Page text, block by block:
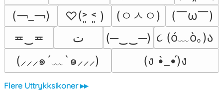
(￢_￢)
♡(˃͈ ˂͈ ) (ㅇㅅㅇ)
(￣ω￣﻿)
≖‿≖
ﺕ (─‿‿─) ૮ (ó﹏ò｡)ა
(⸝⸝⸝๑´﹏`๑⸝⸝⸝)
(ง •̀_•́)ง
Flere Uttrykksikoner ▸▸